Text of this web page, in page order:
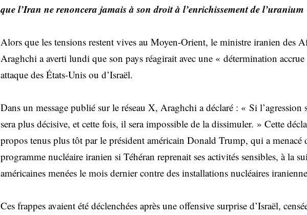
que l’Iran ne renoncera jamais à son droit à l’enrichissement de l’uranium
Alors que les tensions restent vives au Moyen-Orient, le ministre iranien des
Araghchi a averti lundi que son pays réagirait avec une « détermination
attaque des États-Unis ou d’Israël.
Dans un message publié sur le réseau X, Araghchi a déclaré : « Si l’agression
sera plus décisive, et cette fois, il sera impossible de la dissimuler. » Cette
propos tenus plus tôt par le président américain Donald Trump, qui a menacé
programme nucléaire iranien si Téhéran reprenait ses activités sensibles, à la
américaines menées le mois dernier contre des installations nucléaires
Ces frappes avaient été déclenchées après une offensive surprise d’Israël,